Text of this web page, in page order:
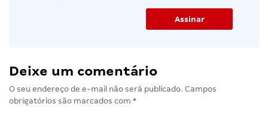
Deixe um comentário
O seu endereço de e-mail não será publicado. Campos
obrigatórios são marcados com *